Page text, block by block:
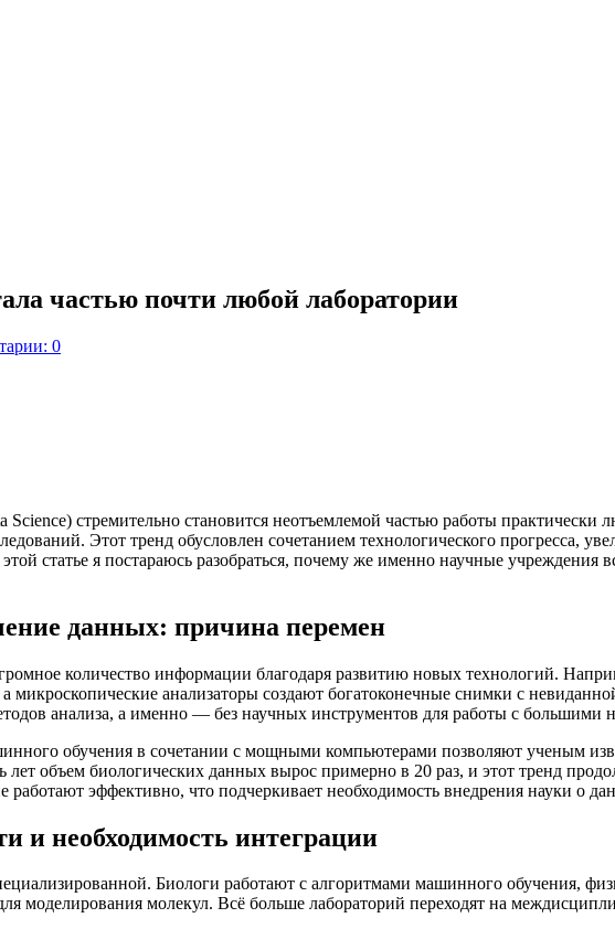
частью почти любой лаборатории
0
стремительно становится неотъемлемой частью работы
Этот тренд обусловлен сочетанием технологического прогресса,
статье я постараюсь разобраться, почему же именно научные
данных: причина перемен
количество информации благодаря развитию новых технологий.
микроскопические анализаторы создают богатоконечные снимки с
анализа, а именно — без научных инструментов для работы с
обучения в сочетании с мощными компьютерами позволяют ученым
объем биологических данных вырос примерно в 20 раз, и этот тренд
работают эффективно, что подчеркивает необходимость внедрения науки о
и необходимость интеграции
Биологи работают с алгоритмами машинного обучения,
моделирования молекул. Всё больше лабораторий переходят на